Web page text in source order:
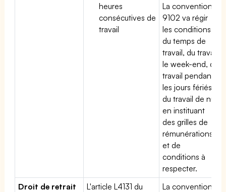
heures
consécutives de
travail
La convention
9102 va régir
les conditions
du temps de
travail, du travail
le week-end, du
travail pendant
les jours fériés,
du travail de nuit
en instituant
des grilles de
rémunérations
et de
conditions à
respecter.
Droit de retrait
L'article L4131 du
La convention